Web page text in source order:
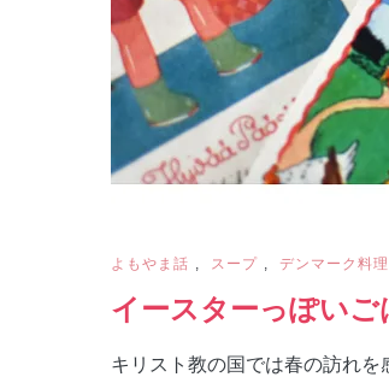
よもやま話 , スープ , デンマーク料理
イースターっぽいご
キリスト教の国では春の訪れ